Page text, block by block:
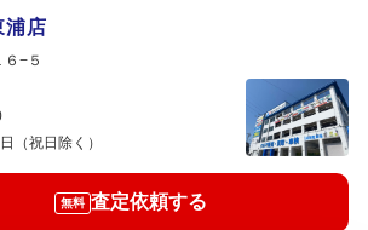
店
−５
（祝日除く）
無料 査定依頼する